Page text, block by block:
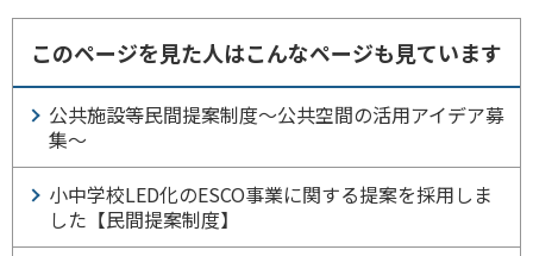
このページを見た人はこんなページも見ています
公共施設等民間提案制度～公共空間の活用アイデア募
集～
小中学校LED化のESCO事業に関する提案を採用しま
した【民間提案制度】